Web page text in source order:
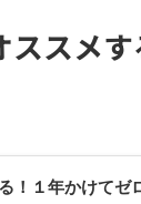
スメ
！１年かけてゼ